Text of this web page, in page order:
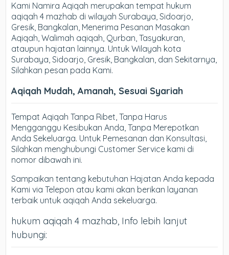
Kami Namira Aqiqah merupakan tempat hukum
aqiqah 4 mazhab di wilayah Surabaya, Sidoarjo,
Gresik, Bangkalan, Menerima Pesanan Masakan
Aqiqah, Walimah aqiqah, Qurban, Tasyakuran,
ataupun hajatan lainnya. Untuk Wilayah kota
Surabaya, Sidoarjo, Gresik, Bangkalan, dan Sekitarnya,
Silahkan pesan pada Kami.
Aqiqah Mudah, Amanah, Sesuai Syariah
Tempat Aqiqah Tanpa Ribet, Tanpa Harus
Mengganggu Kesibukan Anda, Tanpa Merepotkan
Anda Sekeluarga. Untuk Pemesanan dan Konsultasi,
Silahkan menghubungi Customer Service kami di
nomor dibawah ini.
Sampaikan tentang kebutuhan Hajatan Anda kepada
Kami via Telepon atau kami akan berikan layanan
terbaik untuk aqiqah Anda sekeluarga.
hukum aqiqah 4 mazhab, Info lebih lanjut
hubungi: